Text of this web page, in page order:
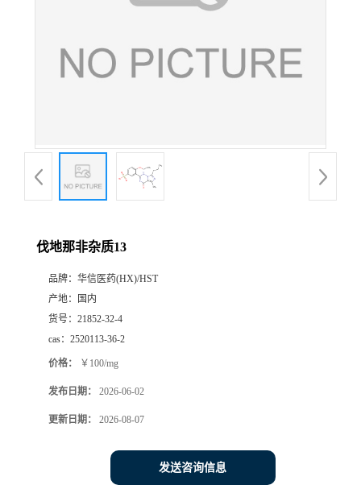
书
伐地那非杂质13
品牌： 华信医药(HX)/HST
产地：
国内
货号： 21852-32-4
cas： 2520113-36-2
价格： ￥100/mg
发布日期： 2026-06-02
更新日期： 2026-08-07
发送咨询信息